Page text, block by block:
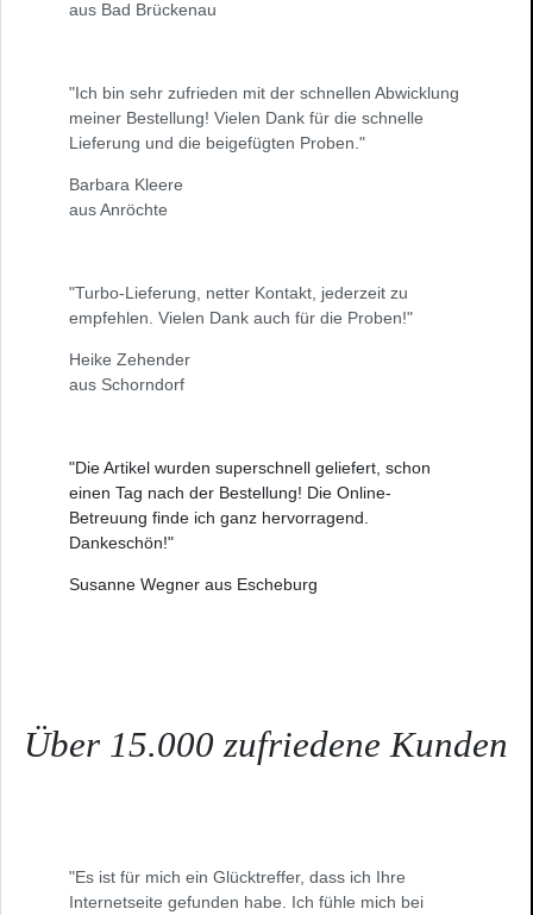
aus Bad Brückenau
"Ich bin sehr zufrieden mit der schnellen Abwicklung
meiner Bestellung! Vielen Dank für die schnelle
Lieferung und die beigefügten Proben."
Barbara Kleere
aus Anröchte
"Turbo-Lieferung, netter Kontakt, jederzeit zu
empfehlen. Vielen Dank auch für die Proben!"
Heike Zehender
aus Schorndorf
"Die Artikel wurden superschnell geliefert, schon
einen Tag nach der Bestellung! Die Online-
Betreuung finde ich ganz hervorragend.
Dankeschön!"
Susanne Wegner aus Escheburg
Über 15.000 zufriedene Kunden
"Es ist für mich ein Glücktreffer, dass ich Ihre
Internetseite gefunden habe. Ich fühle mich bei